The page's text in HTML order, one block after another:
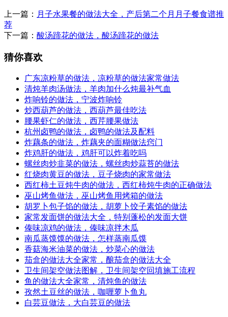
上一篇： 月子水果餐的做法大全，产后第二个月月子餐食谱推
荐
下一篇： 酸汤蹄花的做法，酸汤蹄花的做法
猜你喜欢
广东凉粉草的做法，凉粉草的做法家常做法
清炖羊肉汤做法，羊肉加什么炖最补气血
炸响铃的做法，宁波炸响铃
炒西葫芦的做法，西葫芦最佳吃法
腰果虾仁的做法，西芹腰果做法
杭州卤鸭的做法，卤鸭的做法及配料
炸藕条的做法，炸藕夹的面糊做法窍门
炸鸡肝的做法，鸡肝可以炸着吃吗
螺丝肉炒韭菜的做法，螺丝肉炒蒜苔的做法
红烧肉黄豆的做法，豆子烧肉的家常做法
西红柿土豆炖牛肉的做法，西红柿炖牛肉的正确做法
巫山烤鱼做法，巫山烤鱼用烤箱的做法
胡罗卜包子馅的做法，胡萝卜饺子素馅的做法
家常发面饼的做法大全，特别蓬松的发面大饼
傣味凉鸡的做法，傣味凉拌木瓜
南瓜蒸馍馍的做法，怎样蒸南瓜馍
香菇海米油菜的做法，炒菜心的做法
茄盒的做法大全家常，酿茄盒的做法大全
卫生间架空做法图解，卫生间架空回填施工流程
鱼的做法大全家常，清炖鱼的做法
孜然土豆丝的做法，咖喱萝卜鱼丸
白芸豆做法，大白芸豆的做法